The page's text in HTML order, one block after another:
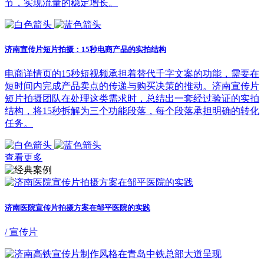
节，实现流量的稳定增长。
济南宣传片短片拍摄：15秒电商产品的实拍结构
电商详情页的15秒短视频承担着替代千字文案的功能，需要在
短时间内完成产品卖点的传递与购买决策的推动。济南宣传片
短片拍摄团队在处理这类需求时，总结出一套经过验证的实拍
结构，将15秒拆解为三个功能段落，每个段落承担明确的转化
任务。
查看更多
济南医院宣传片拍摄方案在邹平医院的实践
/ 宣传片